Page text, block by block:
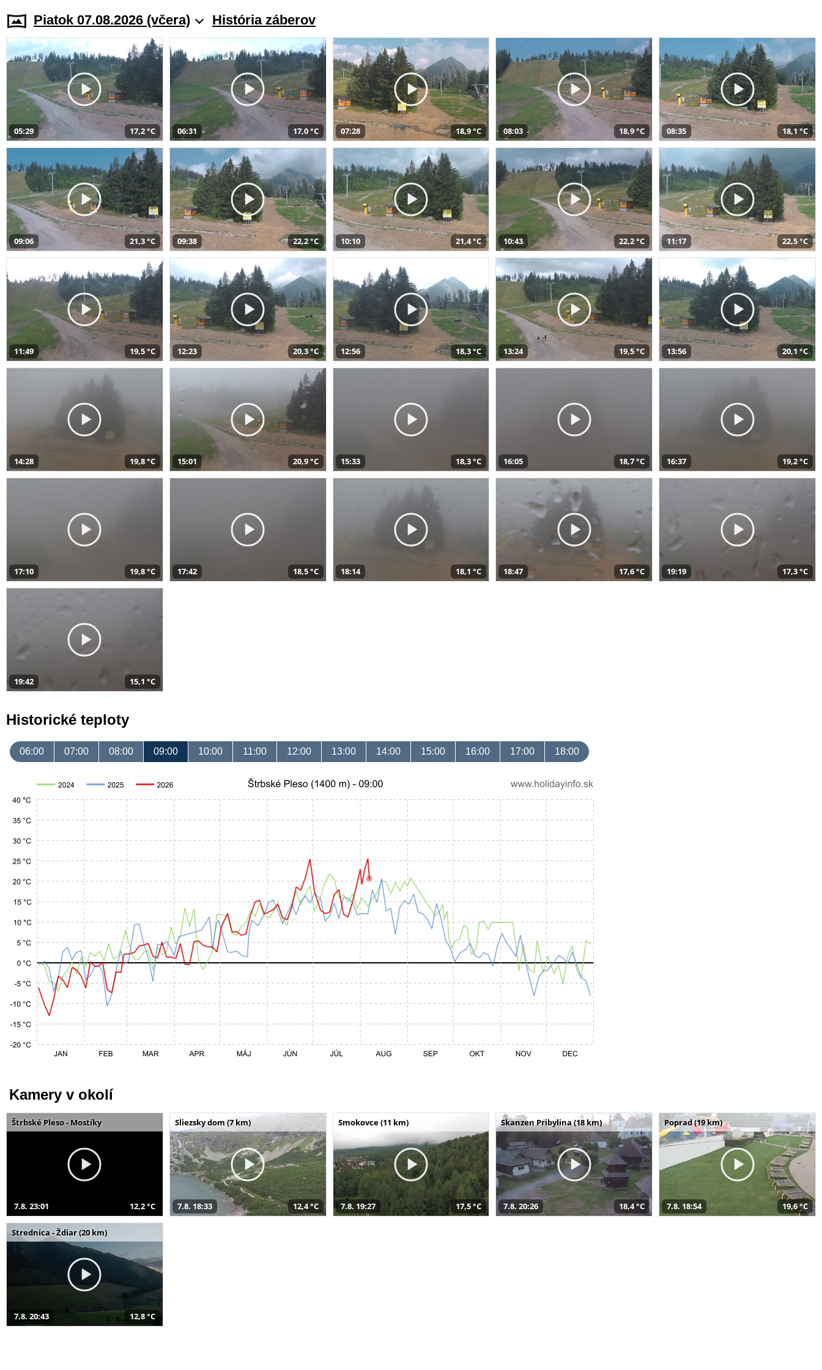
Piatok 07.08.2026 (včera) História záberov
05:29 17,2 °C 06:31 17,0 °C 07:28 18,9 °C 08:03 18,9 °C 08:35 18,1 °C
09:06 21,3 °C 09:38 22,2 °C 10:10 21,4 °C 10:43 22,2 °C 11:17 22,5 °C
11:49 19,5 °C 12:23 20,3 °C 12:56 18,3 °C 13:24 19,5 °C 13:56 20,1 °C
14:28 19,8 °C 15:01 20,9 °C 15:33 18,3 °C 16:05 18,7 °C 16:37 19,2 °C
17:10 19,8 °C 17:42 18,5 °C 18:14 18,1 °C 18:47 17,6 °C 19:19 17,3 °C
19:42 15,1 °C
Historické teploty
06:00 07:00 08:00 09:00 10:00 11:00 12:00 13:00 14:00 15:00 16:00 17:00 18:00
Kamery v okolí
Štrbské Pleso - Mostíky
7.8. 23:01 12,2 °C
Sliezsky dom (7 km)
7.8. 18:33 12,4 °C
Smokovce (11 km)
7.8. 19:27 17,5 °C
Skanzen Pribylina (18 km)
7.8. 20:26 18,4 °C
Poprad (19 km)
7.8. 18:54 19,6 °C
Strednica - Ždiar (20 km)
7.8. 20:43 12,8 °C